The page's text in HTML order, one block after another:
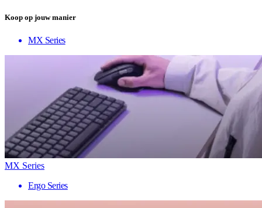
Koop op jouw manier
MX Series
MX Series
Ergo Series